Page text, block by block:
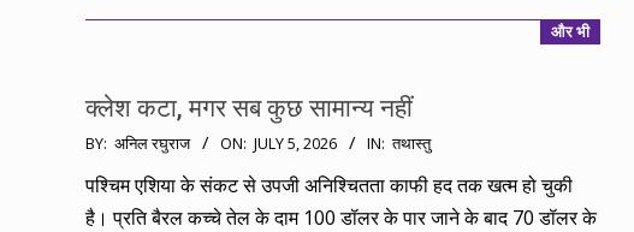
और भी
क्लेश कटा, मगर सब कुछ सामान्य नहीं
2026-
07-
05
BY: अनिल रघुराज ON: JULY 5, 2026 IN: तथास्तु
पश्चिम एशिया के संकट से उपजी अनिश्चितता काफी हद तक खत्म हो चुकी
है। प्रति बैरल कच्चे तेल के दाम 100 डॉलर के पार जाने के बाद 70 डॉलर के